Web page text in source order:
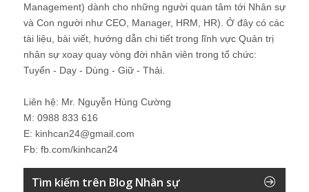
Management) dành cho những người quan tâm tới Nhân sự
và Con người như CEO, Manager, HRM, HR). Ở đây có các
tài liệu, bài viết, hướng dẫn chi tiết trong lĩnh vực Quản trị
nhân sự xoay quay vòng đời nhân viên trong tổ chức:
Tuyển - Dạy - Dùng - Giữ - Thải.
Liên hệ: Mr. Nguyễn Hùng Cường
M: 0988 833 616
E: kinhcan24@gmail.com
Fb: fb.com/kinhcan24
Tìm kiếm trên Blog Nhân sự